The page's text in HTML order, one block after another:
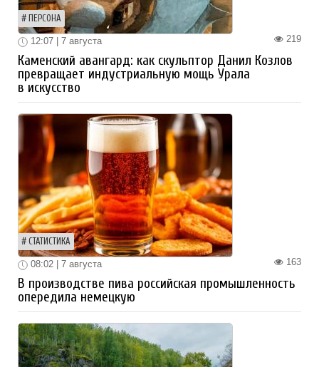
ПЕРСОНА
219
12:07 | 7 августа
Каменский авангард: как скульптор Данил Козлов
превращает индустриальную мощь Урала
в искусство
СТАТИСТИКА
163
08:02 | 7 августа
В производстве пива российская промышленность
опередила немецкую